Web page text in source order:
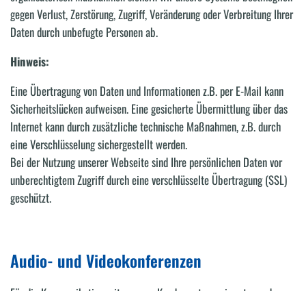
gegen Verlust, Zerstörung, Zugriff, Veränderung oder Verbreitung Ihrer
Daten durch unbefugte Personen ab.
Hinweis:
Eine Übertragung von Daten und Informationen z.B. per E-Mail kann
Sicherheitslücken aufweisen. Eine gesicherte Übermittlung über das
Internet kann durch zusätzliche technische Maßnahmen, z.B. durch
eine Verschlüsselung sichergestellt werden.
Bei der Nutzung unserer Webseite sind Ihre persönlichen Daten vor
unberechtigtem Zugriff durch eine verschlüsselte Übertragung (SSL)
geschützt.
Audio- und Videokonferenzen